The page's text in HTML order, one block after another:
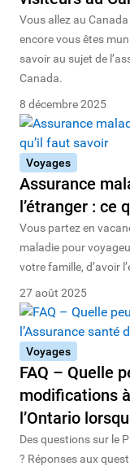
Vous allez au
encore vous êtes
savoir au sujet de
Canada.
8 décembre 2025
Voyages
Assurance
l’étranger : ce
Vous partez en
maladie pour
votre famille, d’avoir
27 août 2025
Voyages
FAQ – Quelle
modifications
l’Ontario
Des questions sur le
? Réponses aux